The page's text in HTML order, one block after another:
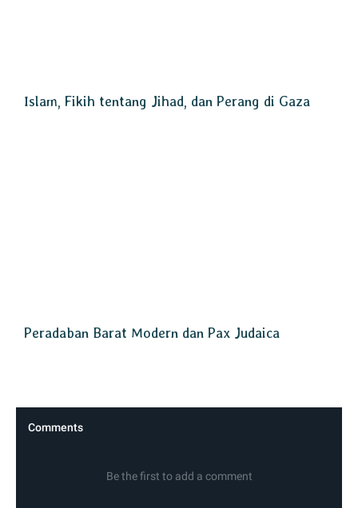
Islam, Fikih tentang Jihad, dan Perang di Gaza
Peradaban Barat Modern dan Pax Judaica